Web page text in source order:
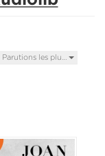
Parutions les plu…